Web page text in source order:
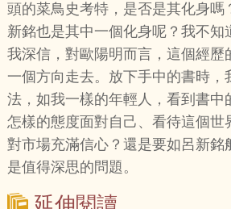
頭的菜鳥史考特，是否是其化身嗎
新銘也是其中一個化身呢？我不知
我深信，對歐陽明而言，這個經歷
一個方向走去。放下手中的書時，
法，如我一樣的年輕人，看到書中
怎樣的態度面對自己、看待這個世
對市場充滿信心？還是要如呂新銘
是值得深思的問題。